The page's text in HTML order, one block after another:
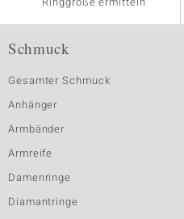
Schmuck
Gesamter Schmuck
Anhänger
Armbänder
Armreife
Damenringe
Diamantringe